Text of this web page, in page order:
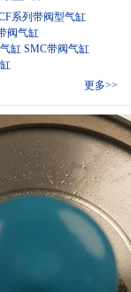
系列带阀型气缸
阀气缸
缸 SMC带阀气缸
KCQ2 系列薄型气缸
TN系列气缸
缸
更多>>